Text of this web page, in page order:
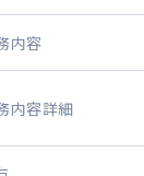
内容
内容詳細